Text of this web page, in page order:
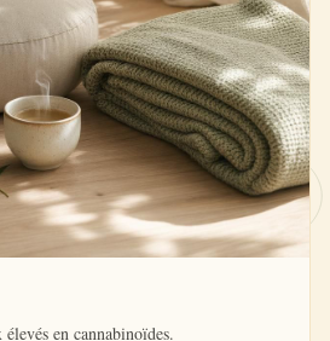
en cannabinoïdes.